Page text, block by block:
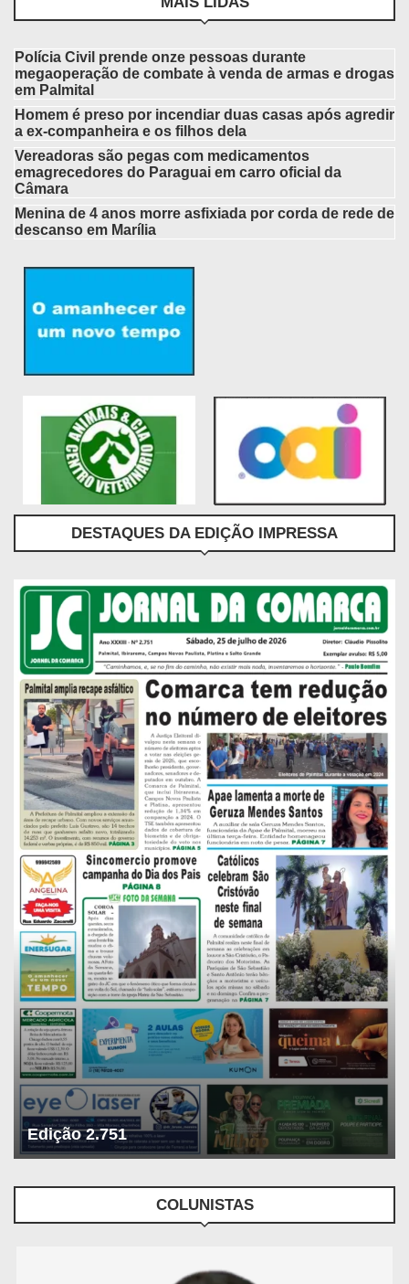
Polícia Civil prende onze pessoas durante
megaoperação de combate à venda de armas e drogas
em Palmital
Homem é preso por incendiar duas casas após agredir
a ex-companheira e os filhos dela
Vereadoras são pegas com medicamentos
emagrecedores do Paraguai em carro oficial da
Câmara
Menina de 4 anos morre asfixiada por corda de rede de
descanso em Marília
DESTAQUES DA EDIÇÃO IMPRESSA
Edição 2.751
COLUNISTAS